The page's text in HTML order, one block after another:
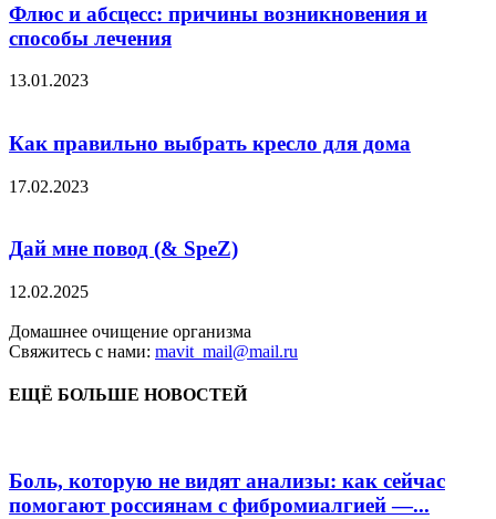
Флюс и абсцесс: причины возникновения и
способы лечения
13.01.2023
Как правильно выбрать кресло для дома
17.02.2023
Дай мне повод (& SpeZ)
12.02.2025
Домашнее очищение организма
Свяжитесь с нами: mavit_mail@mail.ru
ЕЩЁ БОЛЬШЕ НОВОСТЕЙ
Боль, которую не видят анализы: как сейчас
помогают россиянам с фибромиалгией —...